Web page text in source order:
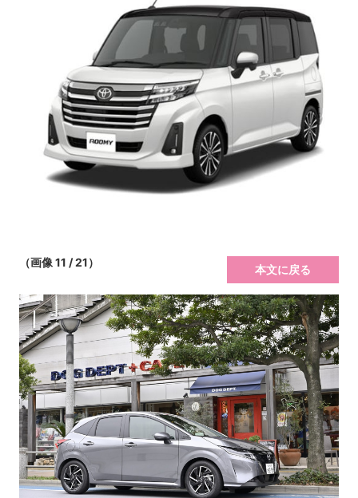
（画像 11 / 21）
本文に戻る